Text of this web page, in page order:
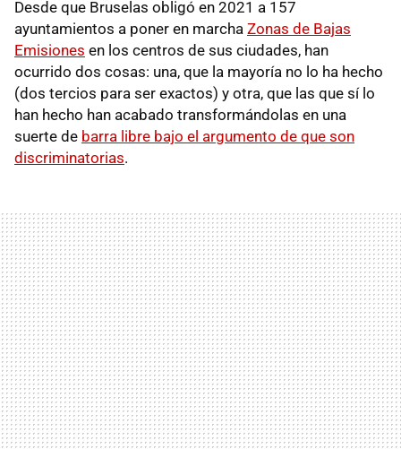
Desde que Bruselas obligó en 2021 a 157
ayuntamientos a poner en marcha Zonas de Bajas
Emisiones en los centros de sus ciudades, han
ocurrido dos cosas: una, que la mayoría no lo ha hecho
(dos tercios para ser exactos) y otra, que las que sí lo
han hecho han acabado transformándolas en una
suerte de barra libre bajo el argumento de que son
discriminatorias.